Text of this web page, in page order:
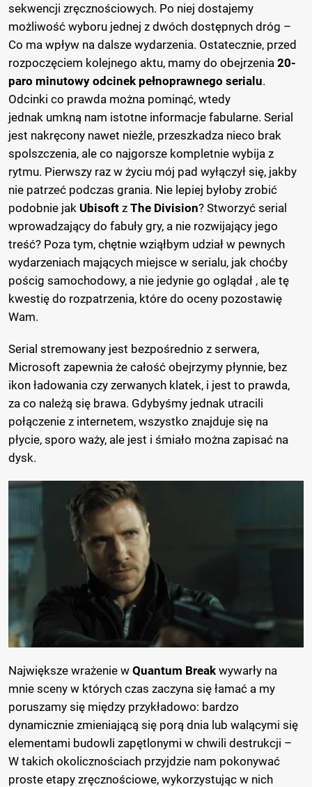
sekwencji zręcznościowych. Po niej dostajemy
możliwość wyboru jednej z dwóch dostępnych dróg –
Co ma wpływ na dalsze wydarzenia. Ostatecznie, przed
rozpoczęciem kolejnego aktu, mamy do obejrzenia 20-
paro minutowy odcinek pełnoprawnego serialu.
Odcinki co prawda można pominąć, wtedy
jednak umkną nam istotne informacje fabularne. Serial
jest nakręcony nawet nieźle, przeszkadza nieco brak
spolszczenia, ale co najgorsze kompletnie wybija z
rytmu. Pierwszy raz w życiu mój pad wyłączył się, jakby
nie patrzeć podczas grania. Nie lepiej byłoby zrobić
podobnie jak Ubisoft z The Division? Stworzyć serial
wprowadzający do fabuły gry, a nie rozwijający jego
treść? Poza tym, chętnie wziąłbym udział w pewnych
wydarzeniach mających miejsce w serialu, jak choćby
pościg samochodowy, a nie jedynie go oglądał , ale tę
kwestię do rozpatrzenia, które do oceny pozostawię
Wam.
Serial stremowany jest bezpośrednio z serwera,
Microsoft zapewnia że całość obejrzymy płynnie, bez
ikon ładowania czy zerwanych klatek, i jest to prawda,
za co należą się brawa. Gdybyśmy jednak utracili
połączenie z internetem, wszystko znajduje się na
płycie, sporo waży, ale jest i śmiało można zapisać na
dysk.
Największe wrażenie w Quantum Break wywarły na
mnie sceny w których czas zaczyna się łamać a my
poruszamy się między przykładowo: bardzo
dynamicznie zmieniającą się porą dnia lub walącymi się
elementami budowli zapętlonymi w chwili destrukcji –
W takich okolicznościach przyjdzie nam pokonywać
proste etapy zręcznościowe, wykorzystując w nich